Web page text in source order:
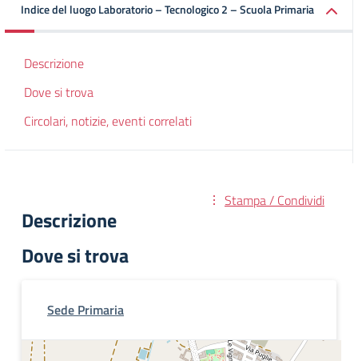
Indice del luogo Laboratorio – Tecnologico 2 – Scuola Primaria
Descrizione
Dove si trova
Circolari, notizie, eventi correlati
Stampa / Condividi
Descrizione
Dove si trova
Sede Primaria